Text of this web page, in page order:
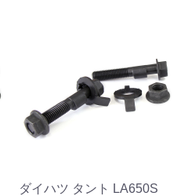
ダイハツ タント LA650S